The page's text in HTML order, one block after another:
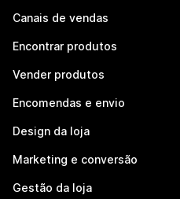
Canais de vendas
Encontrar produtos
Vender produtos
Encomendas e envio
Design da loja
Marketing e conversão
Gestão da loja